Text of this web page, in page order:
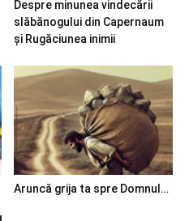
Despre minunea vindecării
slăbănogului din Capernaum
și Rugăciunea inimii
Aruncă grija ta spre Domnul…